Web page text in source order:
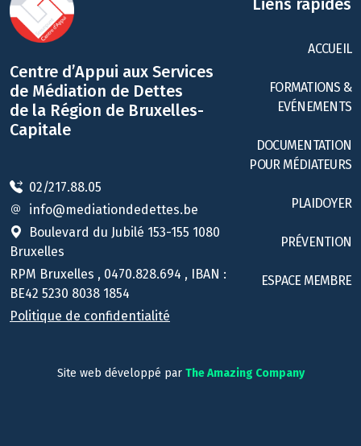
Centre d’Appui aux Services
de Médiation de Dettes
de la Région de Bruxelles-
Capitale
02/217.88.05
info@mediationdedettes.be
Boulevard du Jubilé 153-155 1080
Bruxelles
RPM Bruxelles , 0470.828.694 , IBAN :
BE42 5230 8038 1854
Politique de confidentialité
Liens rapides
ACCUEIL
FORMATIONS &
EVÉNEMENTS
DOCUMENTATION
POUR MÉDIATEURS
PLAIDOYER
PRÉVENTION
ESPACE MEMBRE
Site web développé par The Amazing Company